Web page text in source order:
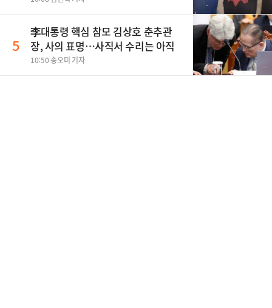
5
李대통령 핵심 참모 김상호 춘추관
장, 사의 표명…사직서 수리는 아직
10:50 송오미 기자